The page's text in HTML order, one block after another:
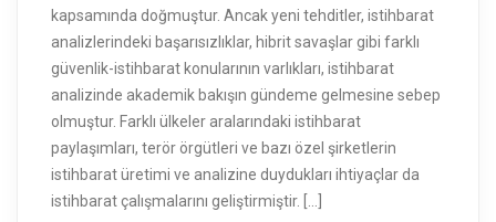
kapsamında doğmuştur. Ancak yeni tehditler, istihbarat
analizlerindeki başarısızlıklar, hibrit savaşlar gibi farklı
güvenlik-istihbarat konularının varlıkları, istihbarat
analizinde akademik bakışın gündeme gelmesine sebep
olmuştur. Farklı ülkeler aralarındaki istihbarat
paylaşımları, terör örgütleri ve bazı özel şirketlerin
istihbarat üretimi ve analizine duydukları ihtiyaçlar da
istihbarat çalışmalarını geliştirmiştir. […]